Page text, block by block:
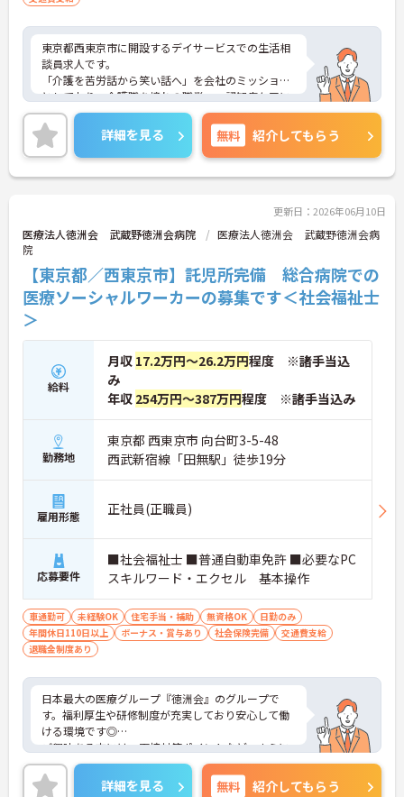
東京都西東京市に開設するデイサービスでの生活相
談員求人です。
「介護を苦労話から笑い話へ」を会社のミッション
としており、介護職を憧れの職業へ、認知症ケアに
強い会社を目指されています。
新規開設準備から開設後の運営管理をお任せしま
す。
これまでの介護経験を活かし、即戦力としてご活躍
いただける環境です。
に詳細をお話しいたしますのでお気軽にご相談くだ
詳細を見る 無料 紹介してもらう
更新日：2026年06月10日
医療法人徳洲会 武蔵野徳洲会病院
医療法人徳洲会 武蔵野徳洲会病
院
【東京都／西東京市】託児所完備 総合病院での
医療ソーシャルワーカーの募集です＜社会福祉士
＞
給料
月収 17.2万円～26.2万円程度 ※諸手当込
み
年収 254万円～387万円程度 ※諸手当込み
勤務地
東京都 西東京市 向台町3-5-48
西武新宿線「田無駅」徒歩19分
雇用形態 正社員(正職員)
応募要件
■社会福祉士 ■普通自動車免許 ■必要なPC
スキルワード・エクセル 基本操作
車通勤可 未経験OK 住宅手当・補助 無資格OK
日勤のみ
年間休日110日以上
ボーナス・賞与あり 社会保険完備
交通費支給
退職金制度あり
日本最大の医療グループ『徳洲会』のグループで
す。福利厚生や研修制度が充実しており安心して働
ける環境です◎
ご興味ある方には、面接対策ポイントなど、さらに
詳細をお話しいたしますのでお気軽にご相談くださ
い！
詳細を見る 無料 紹介してもらう